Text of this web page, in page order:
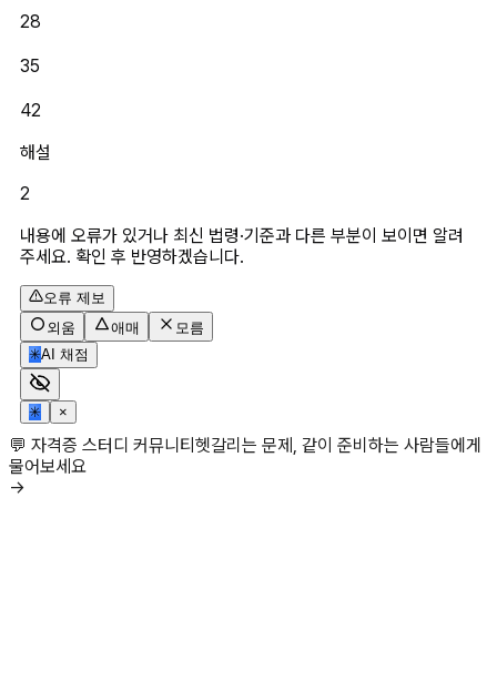
28
35
42
해설
2
내용에 오류가 있거나 최신 법령·기준과 다른 부분이 보이면 알려
주세요. 확인 후 반영하겠습니다.
오류 제보
외움
애매
모름
✳AI 채점
✳ ×
💬 자격증 스터디 커뮤니티헷갈리는 문제, 같이 준비하는 사람들에게
물어보세요
→